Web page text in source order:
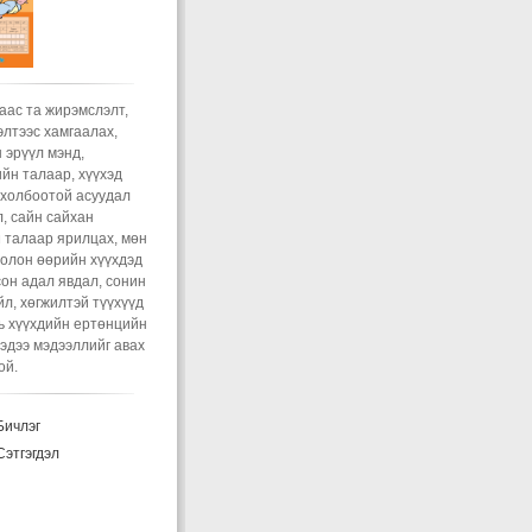
gadnan tawicad..
гэж юу вэ?
Зочин:
torood 7n sar bolj
biynii yum neg ch
jiremsen boloh
гэж юу вэ?
xvv:Гадуур тавих
арга болохгүй.
хийх нь ч чухал
сүүгээр хооллох
хөхүүл
хооллолт с...
ni twiagu ymaa 3 4
dotor ni twihgu hiisn
та жирэмслэлт,
хамгаалах,
мэнд,
талаар, хүүхэд
асуудал
сайн сайхан
талаар ярилцах, мөн
өөрийн хүүхдэд
адал явдал, сонин
хөгжилтэй түүхүүд
хүүхдийн ертөнцийн
мэдээллийг авах